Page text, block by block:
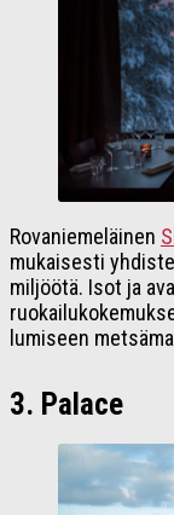
Rovaniemeläinen
mukaisesti
miljöötä. Isot ja
lumiseen
3. Palace